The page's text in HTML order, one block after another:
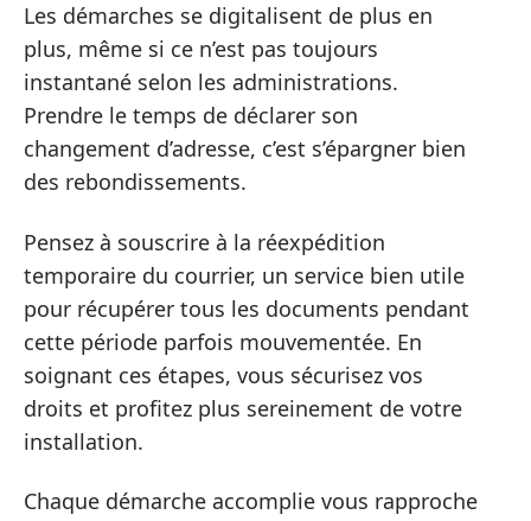
Les démarches se digitalisent de plus en
plus, même si ce n’est pas toujours
instantané selon les administrations.
Prendre le temps de déclarer son
changement d’adresse, c’est s’épargner bien
des rebondissements.
Pensez à souscrire à la réexpédition
temporaire du courrier, un service bien utile
pour récupérer tous les documents pendant
cette période parfois mouvementée. En
soignant ces étapes, vous sécurisez vos
droits et profitez plus sereinement de votre
installation.
Chaque démarche accomplie vous rapproche